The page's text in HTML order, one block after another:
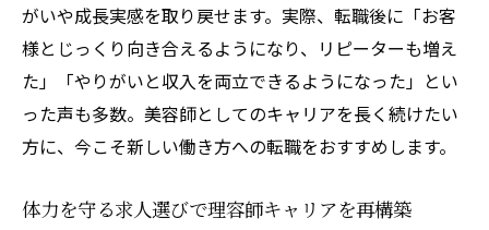
ップ
美容師として長く働くための新しい職場選
び
一人のお客様にしっかり時間をかけられる。心
と体力に「ゆとり」を持てる環境
力
がいや成長実感を取り戻せます。実際、転職後に「お客
様とじっくり向き合えるようになり、リピーターも増え
た」「やりがいと収入を両立できるようになった」とい
った声も多数。美容師としてのキャリアを長く続けたい
方に、今こそ新しい働き方への転職をおすすめします。
体力を守る求人選びで理容師キャリアを再構築